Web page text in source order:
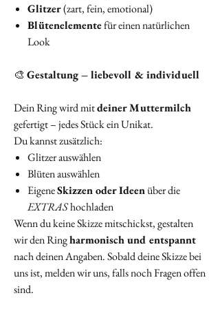
Glitzer(zart, fein, emotional)
Blütenelementefür einen natürlichen
Look
🎨 Gestaltung – liebevoll & individuell
Dein Ring wird mitdeiner Muttermilch
gefertigt – jedes Stück ein Unikat.
Du kannst zusätzlich:
Glitzer auswählen
Blüten auswählen
EigeneSkizzen oder Ideenüber die
EXTRAShochladen
Wenn du keine Skizze mitschickst, gestalten
wir den Ringharmonisch und entspannt
nach deinen Angaben. Sobald deine Skizze bei
uns ist, melden wir uns, falls noch Fragen offen
sind.